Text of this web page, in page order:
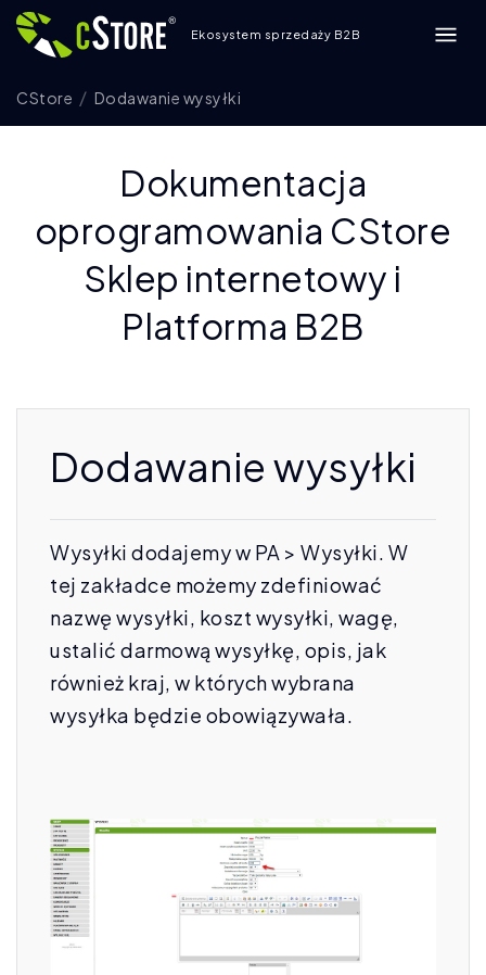
Ekosystem sprzedaży B2B
CStore Dodawanie wysyłki
Dokumentacja
oprogramowania CStore
Sklep internetowy i
Platforma B2B
Dodawanie wysyłki
Wysyłki dodajemy w PA > Wysyłki. W
tej zakładce możemy zdefiniować
nazwę wysyłki, koszt wysyłki, wagę,
ustalić darmową wysyłkę, opis, jak
również kraj, w których wybrana
wysyłka będzie obowiązywała.